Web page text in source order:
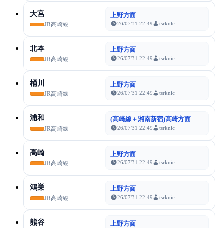
大宮
JR高崎線
上野方面
26/07/31 22:49 tsrknic
北本
JR高崎線
上野方面
26/07/31 22:49 tsrknic
桶川
JR高崎線
上野方面
26/07/31 22:49 tsrknic
浦和
JR高崎線
(高崎線＋湘南新宿)高崎方面
26/07/31 22:49 tsrknic
高崎
JR高崎線
上野方面
26/07/31 22:49 tsrknic
鴻巣
JR高崎線
上野方面
26/07/31 22:49 tsrknic
熊谷 上野方面